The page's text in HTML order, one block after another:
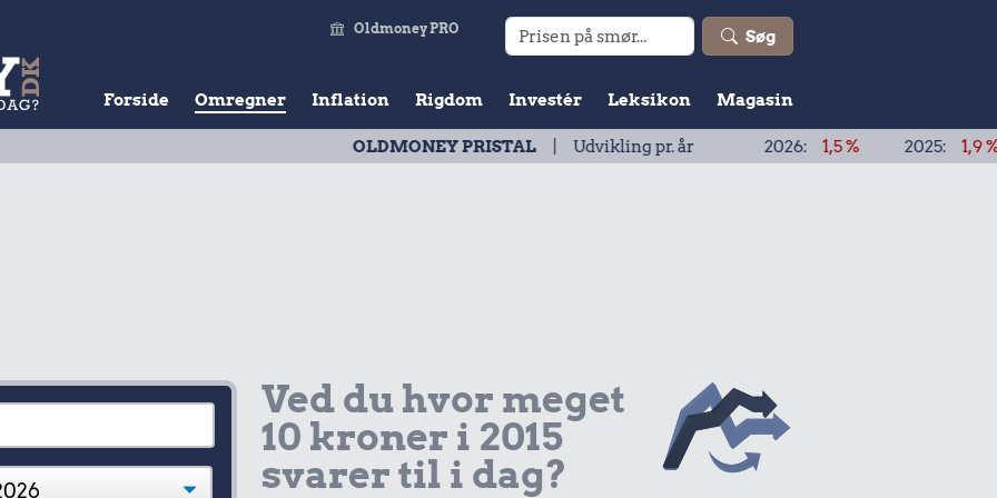
Søg
Oldmoney PRO
Forside Omregner Inflation Rigdom Investér Leksikon Magasin
OLDMONEY PRISTAL| Udvikling pr. år2026: 1,5 % 2025: 1,9 %
Ved du hvor meget
10 kroner i 2015
svarer til i dag?